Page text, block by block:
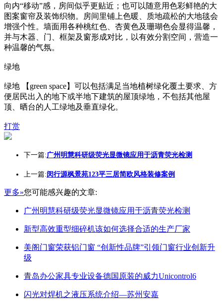
向内“移动”感，房间似乎更贴近；也可以随意用色彩鲜艳的大
图案窗帘及装饰织物。房间里铺上色暖、质地疏松的大地毯会
增强个性。墙面用各种桃红色、杏黄色及珊瑚色会显得温馨，
并与木器、门、框架及窗形成对比，以有效分割空间，营造一
种温馨的气氛。
绿地
绿地 【green space】可以包括满足当地植树绿化覆土要求、方
便居民出入的地下或半地下建筑的屋顶绿地，不包括其他屋
顶、晒台的人工绿地及垂直绿化。
打赏
下一篇:广州明慧科研级荧光显微镜应用于沥青荧光检测
上一篇: 闵行源枫景苑123平三居简欧风格装修案例
更多»您可能感兴趣的文章:
广州明慧科研级荧光显微镜应用于沥青荧光检测
新型高效重型细碎机该如何选择合适的生产厂家
美阁门窗荣获铝门窗 “创新性品牌”引领门窗行业创新升
级
青岛办公家具专业设备德国原装的威力Unicontrol6
闪光对焊机之液压系统介绍—苏州安嘉